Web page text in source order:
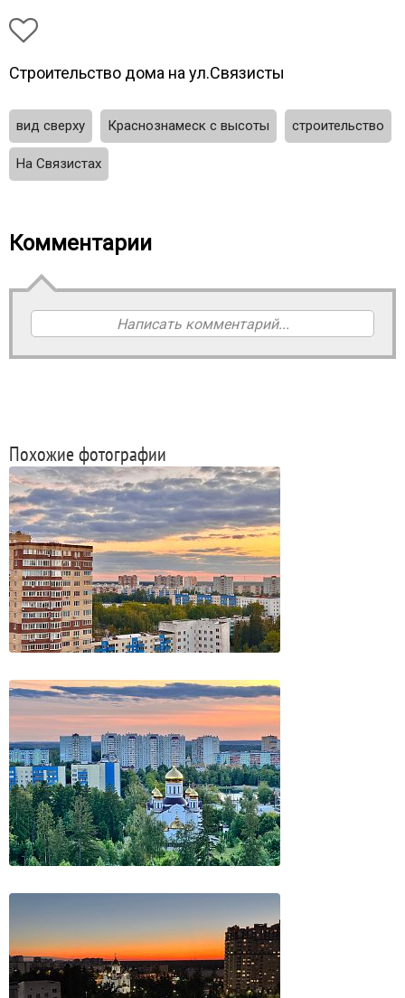
Строительство дома на ул.Связисты
вид сверху Краснознамеск с высоты строительство
На Связистах
Комментарии
Написать комментарий...
Похожие фотографии